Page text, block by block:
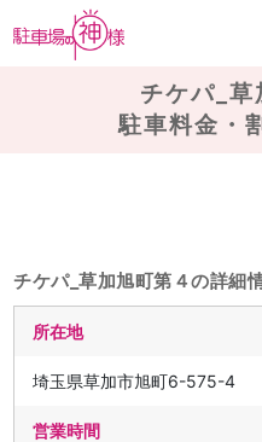
チケパ_
駐車料金・
チケパ_草加旭町第４の詳細
所在地
埼玉県草加市旭町6-575-4
営業時間